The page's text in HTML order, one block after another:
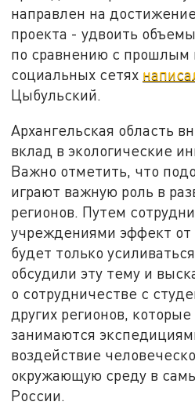
направлен на
проекта - удвоить
по сравнению с прошлым
социальных сетях
Цыбульский.
Архангельская область
вклад в экологические
Важно отметить, что
играют важную роль в
регионов. Путем
учреждениями эффект от
будет только
обсудили эту тему и
о сотрудничестве с
других регионов,
занимаются
воздействие
окружающую среду в
России.